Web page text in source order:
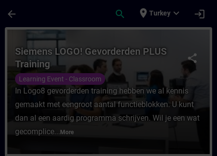
arrow_back search place Turkey expand_more login
Course - Siemens LOGO! Gevorderden
share
Siemens LOGO! Gevorderden PLUS
Training
Learning Event - Classroom
In Logo8 gevorderden training hebben we al kennis
gemaakt met eengroot aantal functieblokken. U kunt
dan al een aardig programma schrijven. Wil je een wat
gecomplice... More